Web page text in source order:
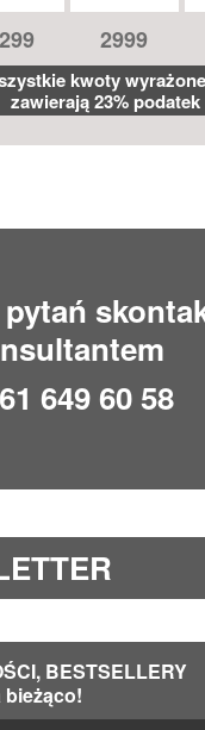
2999
kwoty
zawierają 23% podatek
649 60 58
BESTSELLERY
bieżąco!